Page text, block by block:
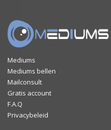
Mediums
Mediums bellen
Mailconsult
Gratis account
F.A.Q
Privacybeleid